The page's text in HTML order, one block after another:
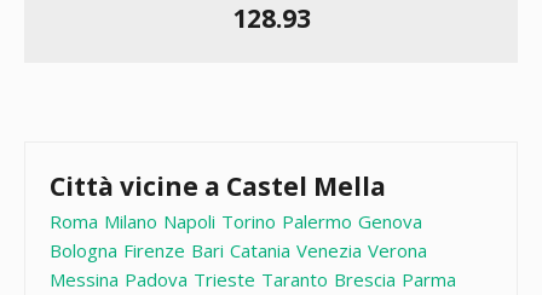
128.93
Città vicine a Castel Mella
Roma Milano Napoli Torino Palermo Genova
Bologna Firenze Bari Catania Venezia Verona
Messina Padova Trieste Taranto Brescia Parma